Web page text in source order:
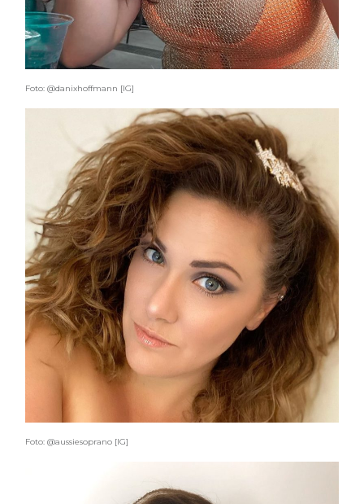
Foto: @danixhoffmann [IG]
Foto: @aussiesoprano [IG]